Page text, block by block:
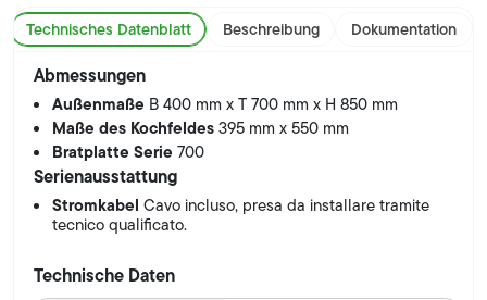
Technisches Datenblatt Beschreibung Dokumentation
Abmessungen
Außenmaße B 400 mm x T 700 mm x H 850 mm
Maße des Kochfeldes395 mm x 550 mm
Bratplatte Serie700
Serienausstattung
StromkabelCavo incluso, presa da installare tramite
tecnico qualificato.
Technische Daten